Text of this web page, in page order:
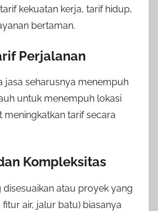
kekuatan kerja, tarif hidup,
bertaman.
Perjalanan
jasa seharusnya menempuh
untuk menempuh lokasi
meningkatkan tarif secara
Kompleksitas
disesuaikan atau proyek yang
air, jalur batu) biasanya